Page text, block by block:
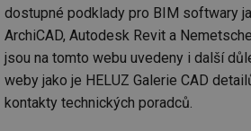
dostupné podklady pro BIM softwary
ArchiCAD, Autodesk Revit a
jsou na tomto webu uvedeny i další
weby jako je HELUZ Galerie CAD
kontakty technických poradců.